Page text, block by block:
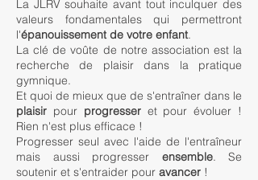
La JLRV souhaite avant tout inculquer des
valeurs fondamentales qui permettront
l'épanouissement de votre enfant.
La clé de voûte de notre association est la
recherche de plaisir dans la pratique
gymnique.
Et quoi de mieux que de s'entraîner dans le
plaisir pour progresseret pour évoluer !
Rien n'est plus efficace !
Progresser seul avec l'aide de l'entraîneur
mais aussi progresser ensemble. Se
soutenir et s'entraider pour avancer !